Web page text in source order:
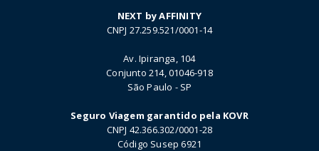
NEXT by AFFINITY
CNPJ 27.259.521/0001-14
Av. Ipiranga, 104
Conjunto 214, 01046-918
São Paulo - SP
Seguro Viagem garantido pela KOVR
CNPJ 42.366.302/0001-28
Código Susep 6921